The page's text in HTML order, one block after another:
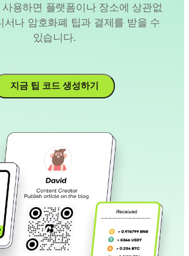
용하면 플랫폼이나 장소에 상관없
서나 암호화폐 팁과 결제를 받을 수
있습니다.
지금 팁 코드 생성하기